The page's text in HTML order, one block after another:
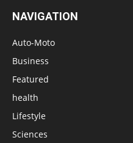
NAVIGATION
Auto-Moto
Business
Featured
health
Lifestyle
Sciences